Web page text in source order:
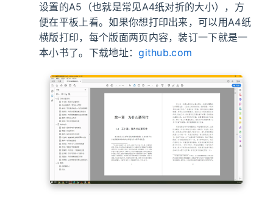
设置的A5（也就是常见A4纸对折的大小），方
便在平板上看。如果你想打印出来，可以用A4纸
横版打印，每个版面两页内容，装订一下就是一
本小书了。下载地址：github.com